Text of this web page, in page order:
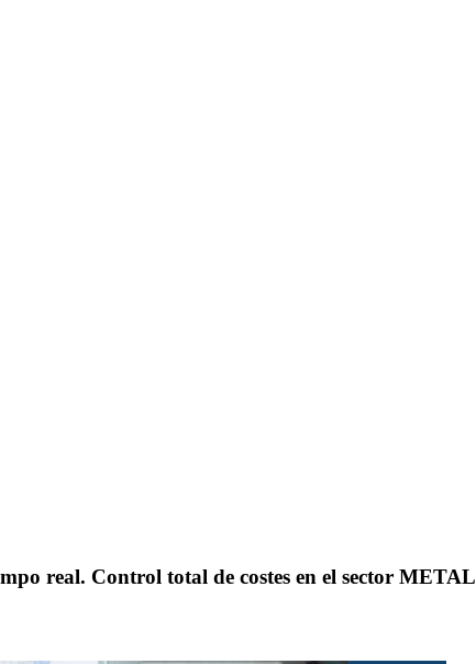
real. Control total de costes en el sector METAL